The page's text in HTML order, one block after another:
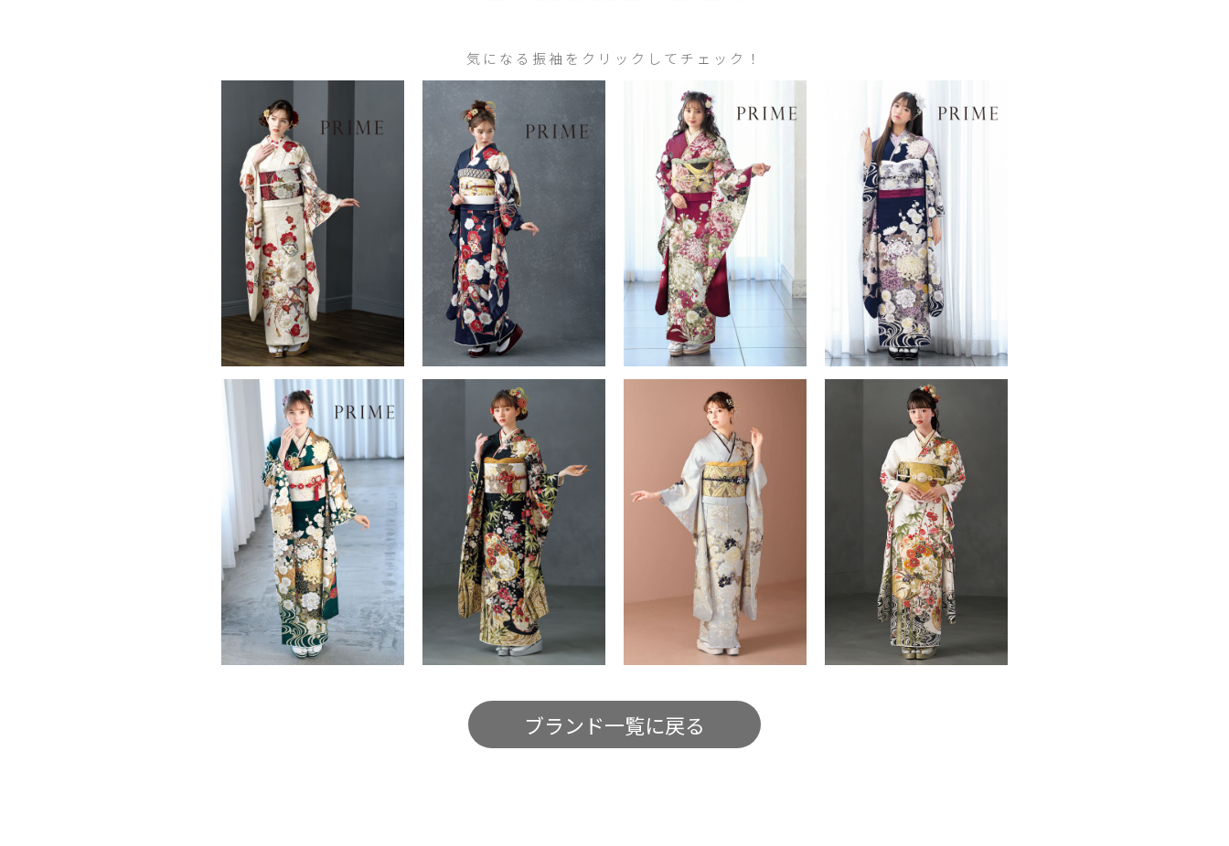
気になる振袖をクリックしてチェック！
ブランド一覧に戻る